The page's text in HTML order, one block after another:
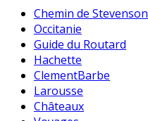
Chemin de Stevenson
Occitanie
Guide du Routard
Hachette
ClementBarbe
Larousse
Châteaux